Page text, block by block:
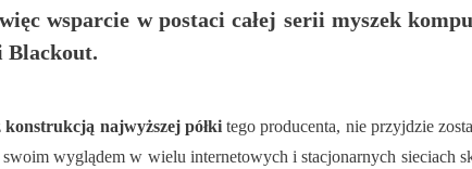
wsparcie w postaci całej serii myszek
Blackout.
konstrukcją najwyższej półkitego producenta, nie przyjdzie
wyglądem w wielu internetowych i stacjonarnych sieciach